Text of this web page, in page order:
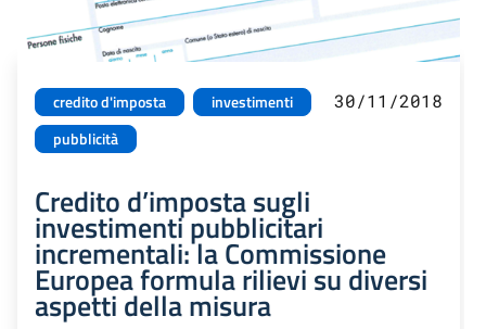
credito d'imposta
investimenti
pubblicità
30/11/2018
Credito d’imposta sugli
investimenti pubblicitari
incrementali: la Commissione
Europea formula rilievi su diversi
aspetti della misura